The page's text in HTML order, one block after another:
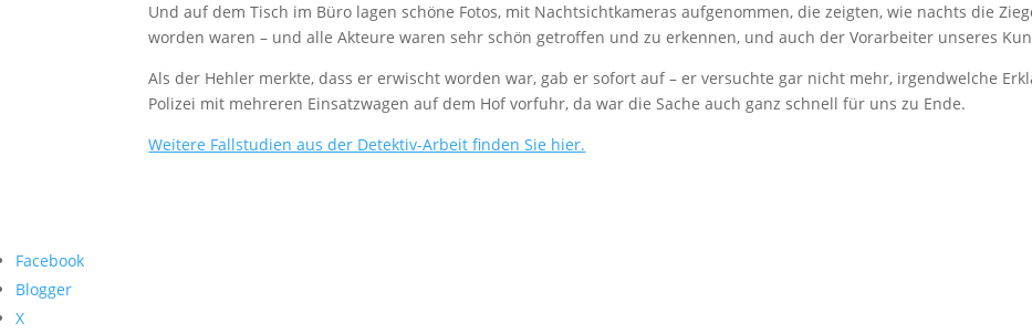
Und auf dem Tisch im Büro lagen schöne Fotos, mit Nachtsichtkameras aufgenommen, die zeigten, wie nachts die
worden waren – und alle Akteure waren sehr schön getroffen und zu erkennen, und auch der Vorarbeiter unseres
Als der Hehler merkte, dass er erwischt worden war, gab er sofort auf – er versuchte gar nicht mehr, irgendwelche
Polizei mit mehreren Einsatzwagen auf dem Hof vorfuhr, da war die Sache auch ganz schnell für uns zu Ende.
Weitere Fallstudien aus der Detektiv-Arbeit finden Sie hier.
Facebook
Blogger
X